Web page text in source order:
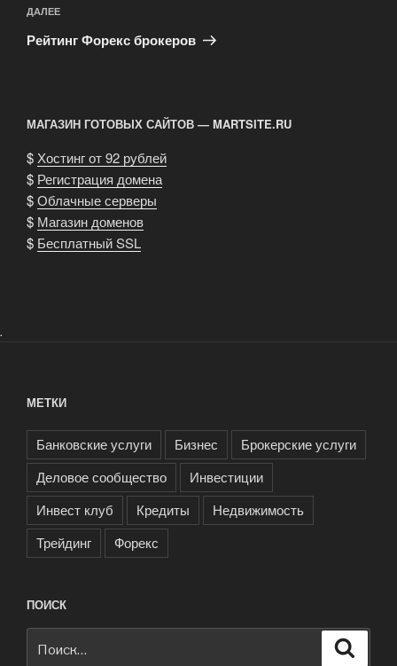
Следующая
запись
ДАЛЕЕ
Рейтинг Форекс брокеров
МАГАЗИН ГОТОВЫХ САЙТОВ — MARTSITE.RU
$Хостинг от 92 рублей
$ Регистрация домена
$Облачные серверы
$ Магазин доменов
$ Бесплатный SSL
.
МЕТКИ
Банковские услуги Бизнес
Брокерские услуги
Деловое сообщество
Инвестиции
Инвест клуб
Кредиты
Недвижимость
Трейдинг
Форекс
ПОИСК